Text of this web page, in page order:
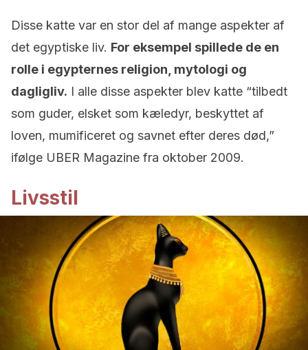
Disse katte var en stor del af mange aspekter af
det egyptiske liv. For eksempel spillede de en
rolle i egypternes religion, mytologi og
dagligliv. I alle disse aspekter blev katte “tilbedt
som guder, elsket som kæledyr, beskyttet af
loven, mumificeret og savnet efter deres død,”
ifølge UBER Magazine fra oktober 2009.
Livsstil